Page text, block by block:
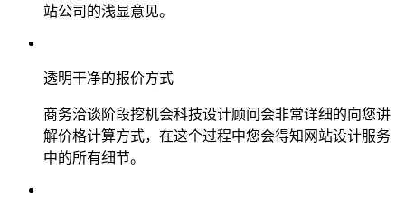
站公司的浅显意见。
透明干净的报价方式
商务洽谈阶段挖机会科技设计顾问会非常详细的向您讲
解价格计算方式，在这个过程中您会得知网站设计服务
中的所有细节。